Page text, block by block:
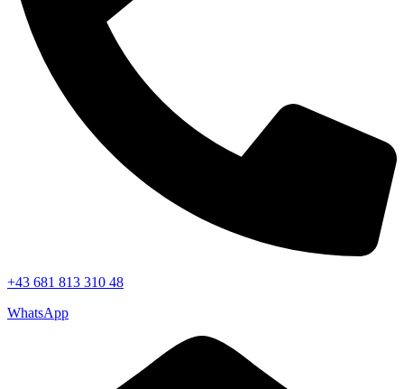
+43 681 813 310 48
WhatsApp